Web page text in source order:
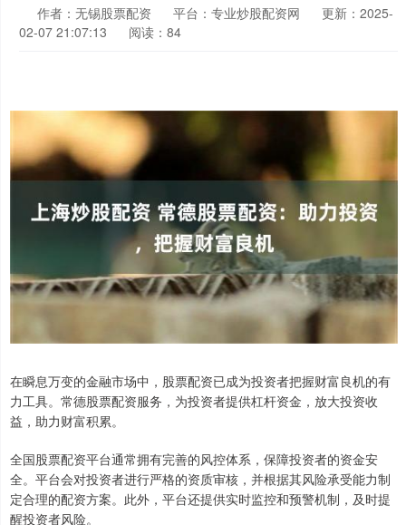
作者：无锡股票配资 平台：专业炒股配资网
更新：2025-
02-07 21:07:13
阅读：84
在瞬息万变的金融市场中，股票配资已成为投资者把握财富良机的有
力工具。常德股票配资服务，为投资者提供杠杆资金，放大投资收
益，助力财富积累。
全国股票配资平台通常拥有完善的风控体系，保障投资者的资金安
全。平台会对投资者进行严格的资质审核，并根据其风险承受能力制
定合理的配资方案。此外，平台还提供实时监控和预警机制，及时提
醒投资者风险。